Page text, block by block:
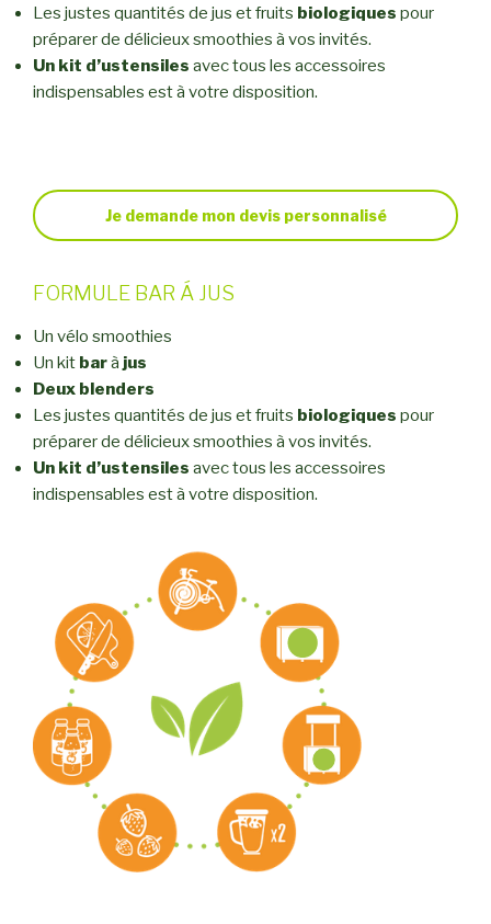
Les justes quantités de jus et fruits biologiques pour
préparer de délicieux smoothies à vos invités.
Un kit d’ustensiles avec tous les accessoires
indispensables est à votre disposition.
Je demande mon devis personnalisé
FORMULE BAR Á JUS
Un vélo smoothies
Un kit barà jus
Deux blenders
Les justes quantités de jus et fruits biologiques pour
préparer de délicieux smoothies à vos invités.
Un kit d’ustensiles avec tous les accessoires
indispensables est à votre disposition.